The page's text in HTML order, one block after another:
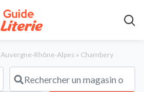
Auvergne-Rhône-Alpes » Chambery
Rechercher un magasin ou une